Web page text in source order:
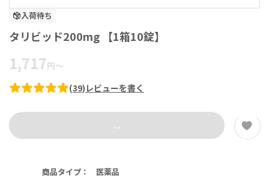
入荷待ち
タリビッド200mg 【1箱10錠】
1,717円～
(39) レビューを書く
...
商品タイプ ：
医薬品